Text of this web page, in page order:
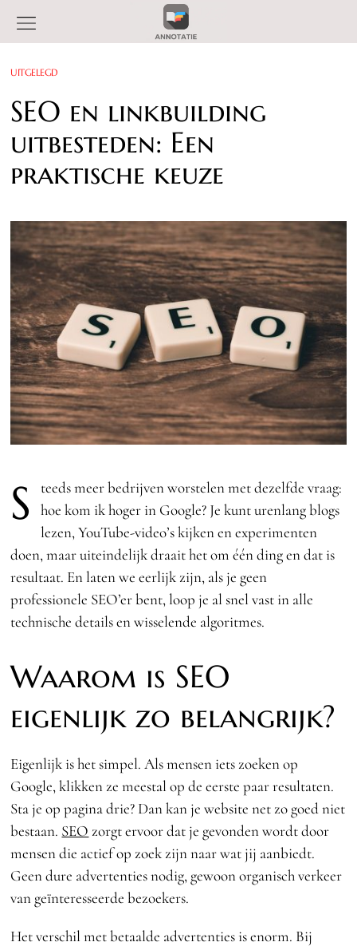
UITGELEGD
SEO en linkbuilding
uitbesteden: Een
praktische keuze
S
teeds meer bedrijven worstelen met dezelfde vraag:
hoe kom ik hoger in Google? Je kunt urenlang blogs
lezen, YouTube-video’s kijken en experimenten
doen, maar uiteindelijk draait het om één ding en dat is
resultaat. En laten we eerlijk zijn, als je geen
professionele SEO’er bent, loop je al snel vast in alle
technische details en wisselende algoritmes.
Waarom is SEO
eigenlijk zo belangrijk?
Eigenlijk is het simpel. Als mensen iets zoeken op
Google, klikken ze meestal op de eerste paar resultaten.
Sta je op pagina drie? Dan kan je website net zo goed niet
bestaan. SEO zorgt ervoor dat je gevonden wordt door
mensen die actief op zoek zijn naar wat jij aanbiedt.
Geen dure advertenties nodig, gewoon organisch verkeer
van geïnteresseerde bezoekers.
Het verschil met betaalde advertenties is enorm. Bij